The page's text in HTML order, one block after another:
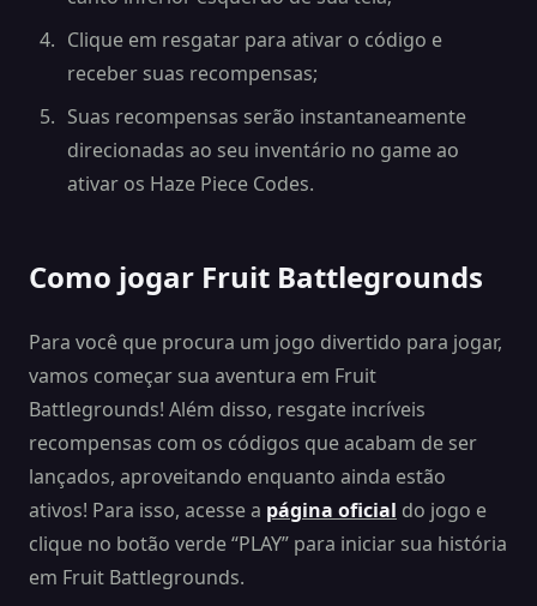
Clique em resgatar para ativar o código e
receber suas recompensas;
Suas recompensas serão instantaneamente
direcionadas ao seu inventário no game ao
ativar os Haze Piece Codes.
Como jogar Fruit Battlegrounds
Para você que procura um jogo divertido para jogar,
vamos começar sua aventura em Fruit
Battlegrounds! Além disso, resgate incríveis
recompensas com os códigos que acabam de ser
lançados, aproveitando enquanto ainda estão
ativos! Para isso, acesse a página oficial do jogo e
clique no botão verde “PLAY” para iniciar sua história
em Fruit Battlegrounds.